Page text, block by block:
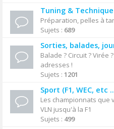
Tuning & Technique
Préparation, pelles à
Sujets : 689
Sorties, balades,
Balade ? Circuit ?
adresses !
Sujets : 1201
Sport (F1, WEC, etc
Les championnats que
VLN jusqu'à la F1
Sujets : 499